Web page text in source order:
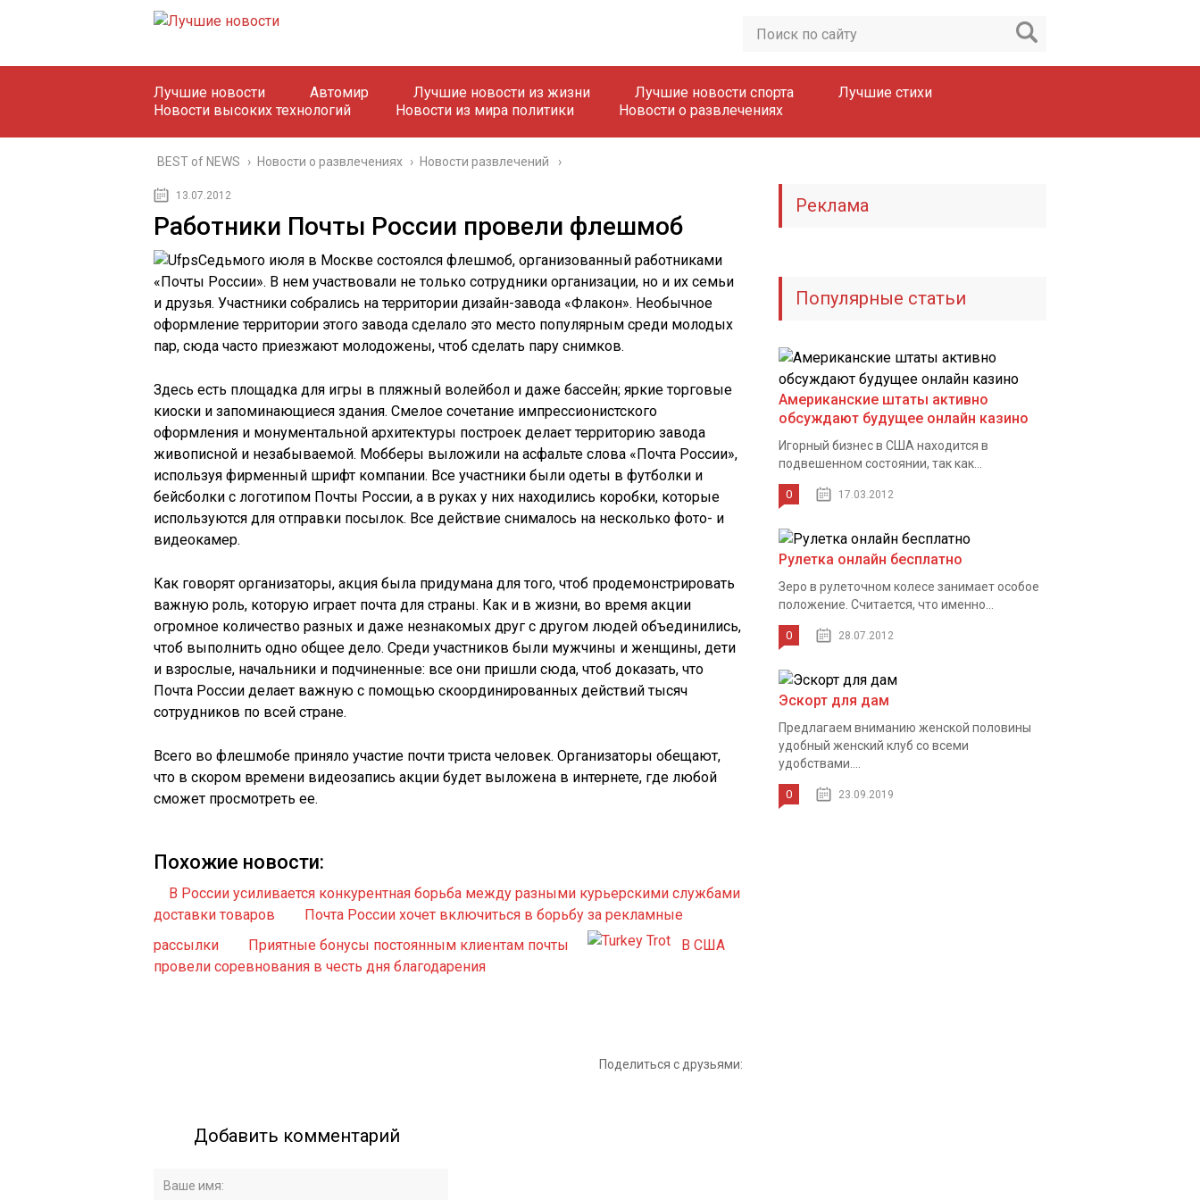
Лучшие новости Автомир Лучшие новости из жизни Лучшие новости спорта
Лучшие стихи
Новости высоких технологий
Новости из мира политики Новости о развлечениях
BEST of NEWS › Новости о развлечениях › Новости развлечений
13.07.2012
Работники Почты России провели флешмоб
Седьмого июля в Москве состоялся флешмоб, организованный работниками
«Почты России». В нем участвовали не только сотрудники организации, но и их семьи
и друзья. Участники собрались на территории дизайн-завода «Флакон». Необычное
оформление территории этого завода сделало это место популярным среди молодых
пар, сюда часто приезжают молодожены, чтоб сделать пару снимков.
Здесь есть площадка для игры в пляжный волейбол и даже бассейн; яркие торговые
киоски и запоминающиеся здания. Смелое сочетание импрессионистского
оформления и монументальной архитектуры построек делает территорию завода
живописной и незабываемой. Мобберы выложили на асфальте слова «Почта России»,
используя фирменный шрифт компании. Все участники были одеты в футболки и
бейсболки с логотипом Почты России, а в руках у них находились коробки, которые
используются для отправки посылок. Все действие снималось на несколько фото- и
видеокамер.
Как говорят организаторы, акция была придумана для того, чтоб продемонстрировать
важную роль, которую играет почта для страны. Как и в жизни, во время акции
огромное количество разных и даже незнакомых друг с другом людей объединились,
чтоб выполнить одно общее дело. Среди участников были мужчины и женщины, дети
и взрослые, начальники и подчиненные: все они пришли сюда, чтоб доказать, что
Почта России делает важную с помощью скоординированных действий тысяч
сотрудников по всей стране.
Всего во флешмобе приняло участие почти триста человек. Организаторы обещают,
что в скором времени видеозапись акции будет выложена в интернете, где любой
сможет просмотреть ее.
Похожие новости:
В России усиливается конкурентная борьба между разными курьерскими службами
доставки товаров
Почта России хочет включиться в борьбу за рекламные
рассылки
Приятные бонусы постоянным клиентам почты
В США
провели соревнования в честь дня благодарения
Поделиться с друзьями:
Добавить комментарий
Реклама
Популярные статьи
Американские штаты активно
обсуждают будущее онлайн казино
Игорный бизнес в США находится в
подвешенном состоянии, так как...
0 17.03.2012
Рулетка онлайн бесплатно
Зеро в рулеточном колесе занимает особое
положение. Считается, что именно...
0 28.07.2012
Эскорт для дам
Предлагаем вниманию женской половины
удобный женский клуб со всеми
удобствами....
0 23.09.2019